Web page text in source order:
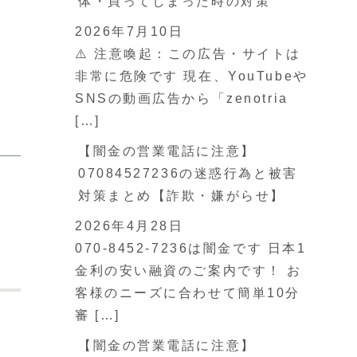
2026年7月10日
⚠️ 注意喚起：この広告・サイトは
非常に危険です 現在、YouTubeや
SNSの動画広告から「zenotria
[…]
【闇金の営業電話に注意】
07084527236の迷惑行為と被害
対策まとめ【詐欺・嫌がらせ】
2026年4月28日
070-8452-7236は闇金です 日本1
金利の安い融資のご案内です！ お
客様のニーズに合わせて簡単10分
審 […]
【闇金の営業電話に注意】